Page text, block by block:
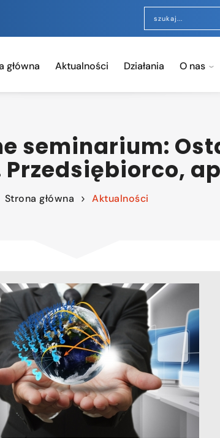
główna Aktualności Działania O nas
seminarium:
Strona główna Aktualności